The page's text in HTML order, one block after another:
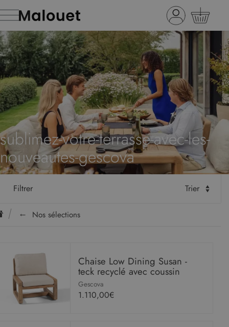
sublimez-votre-terrasse-avec-les-
nouveautes-gescova
Filtrer Trier
Nos sélections
Chaise Low Dining Susan -
teck recyclé avec coussin
Gescova
1.110,00€